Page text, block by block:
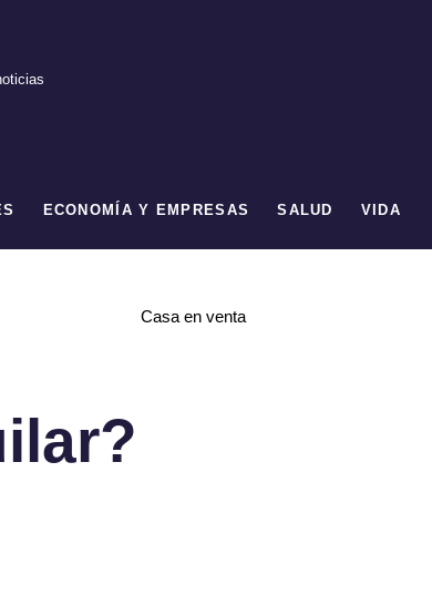
ECONOMÍA Y EMPRESAS SALUD VIDA